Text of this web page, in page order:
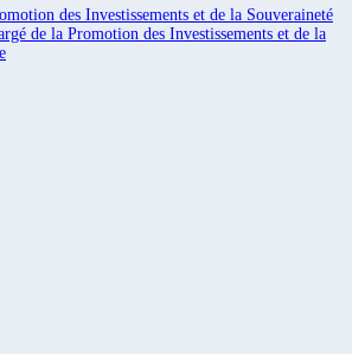
des Investissements et de la Souveraineté
de la Promotion des Investissements et de la